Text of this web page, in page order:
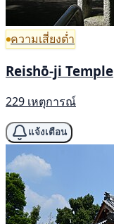
ความเสี่ยงต่ำ
Reishō-ji Temple
229 เหตุการณ์
แจ้งเตือน